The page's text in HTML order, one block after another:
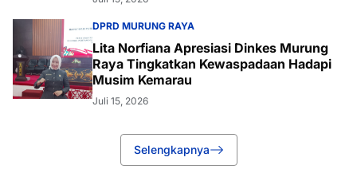
DPRD MURUNG RAYA
Lita Norfiana Apresiasi Dinkes Murung
Raya Tingkatkan Kewaspadaan Hadapi
Musim Kemarau
Juli 15, 2026
Selengkapnya